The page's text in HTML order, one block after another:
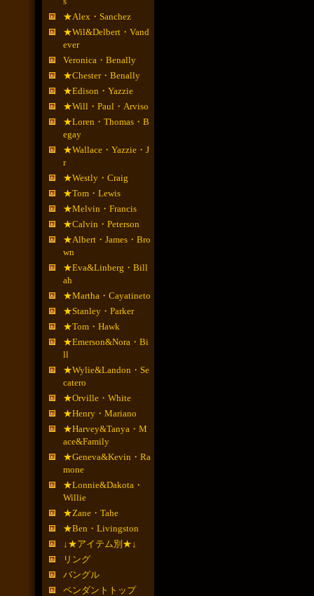
★Alex・Sanchez
★Wil&Delbert・Vand
ever
Veronica・Benally
★Chester・Benally
★Edison・Yazzie
★Will・Paul・Arviso
★Loren・Thomas・B
egay
★Wallace・Yazzie・J
r
★Westly・Craig
★Tom・Lewis
★Melvin・Francis
★Calvin・Peterson
★Albert・James・Bro
wn
★Eva&Linberg・Bill
ah
★Martha・Cayatineto
★Stanley・Parker
★Tom・Hawk
★Emerson&Nora・Bi
ll
★Wylie&Landon・Se
catero
★Orville・White
★Henry・Mariano
★Harvey&Tanya・M
ace&Family
★Geneva&Kevin・Ra
mone
★Lonnie&Dakota・
Willie
★Zane・Tahe
★Ben・Livingston
↓★アイテム別★↓
リング
バングル
ペンダントトップ